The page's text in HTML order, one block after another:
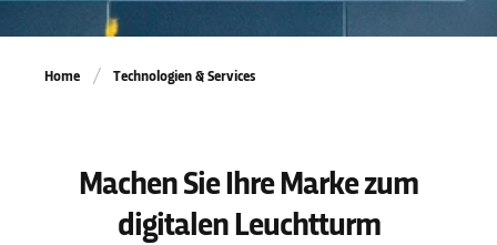
Home Technologien & Services
Machen Sie Ihre Marke zum
digitalen Leuchtturm